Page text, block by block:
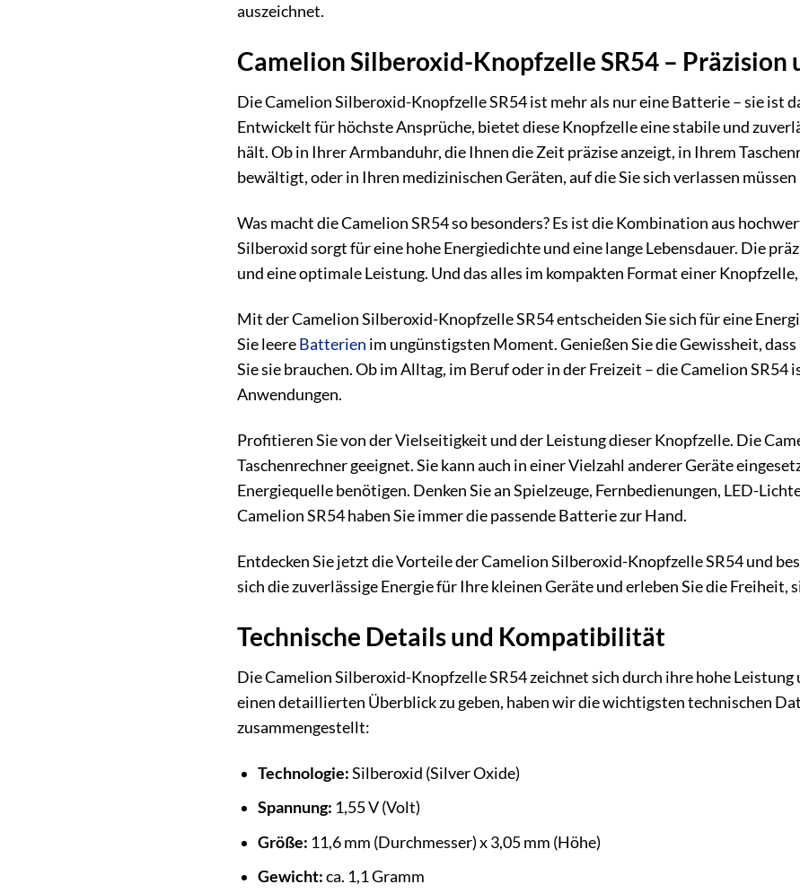
auszeichnet.
Camelion Silberoxid-Knopfzelle SR54 –
Die Camelion Silberoxid-Knopfzelle SR54 ist mehr als nur eine Batterie – sie ist
Entwickelt für höchste Ansprüche, bietet diese Knopfzelle eine stabile und
hält. Ob in Ihrer Armbanduhr, die Ihnen die Zeit präzise anzeigt, in Ihrem
bewältigt, oder in Ihren medizinischen Geräten, auf die Sie sich verlassen
Was macht die Camelion SR54 so besonders? Es ist die Kombination aus
Silberoxid sorgt für eine hohe Energiedichte und eine lange Lebensdauer. Die
und eine optimale Leistung. Und das alles im kompakten Format einer
Mit der Camelion Silberoxid-Knopfzelle SR54 entscheiden Sie sich für eine
Sie leereBatterien im ungünstigsten Moment. Genießen Sie die Gewissheit,
Sie sie brauchen. Ob im Alltag, im Beruf oder in der Freizeit – die Camelion
Anwendungen.
Profitieren Sie von der Vielseitigkeit und der Leistung dieser Knopfzelle. Die
Taschenrechner geeignet. Sie kann auch in einer Vielzahl anderer Geräte
Energiequelle benötigen. Denken Sie an Spielzeuge, Fernbedienungen, LED-
Camelion SR54 haben Sie immer die passende Batterie zur Hand.
Entdecken Sie jetzt die Vorteile der Camelion Silberoxid-Knopfzelle SR54 und
sich die zuverlässige Energie für Ihre kleinen Geräte und erleben Sie die Freiheit,
Technische Details und Kompatibilität
Die Camelion Silberoxid-Knopfzelle SR54 zeichnet sich durch ihre hohe
einen detaillierten Überblick zu geben, haben wir die wichtigsten technischen
zusammengestellt:
Technologie:Silberoxid (Silver Oxide)
Spannung: 1,55 V (Volt)
Größe: 11,6 mm (Durchmesser) x 3,05 mm (Höhe)
Gewicht:ca. 1,1 Gramm